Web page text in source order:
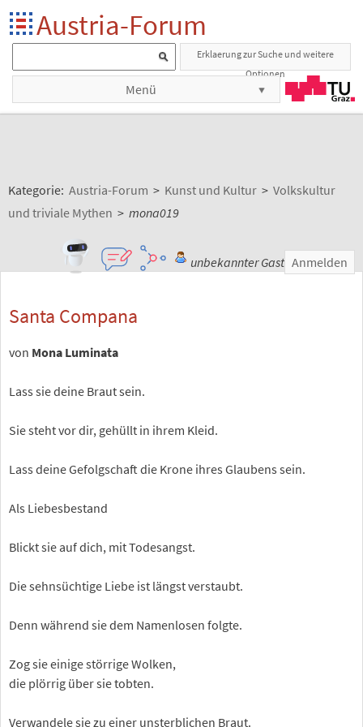
Austria-Forum
Erklaerung zur Suche und weitere
Optionen
Menü
Kategorie: Austria-Forum > Kunst und Kultur > Volkskultur
und triviale Mythen > mona019
unbekannter Gast Anmelden
Santa Compana
von Mona Luminata
Lass sie deine Braut sein.
Sie steht vor dir, gehüllt in ihrem Kleid.
Lass deine Gefolgschaft die Krone ihres Glaubens sein.
Als Liebesbestand
Blickt sie auf dich, mit Todesangst.
Die sehnsüchtige Liebe ist längst verstaubt.
Denn während sie dem Namenlosen folgte.
Zog sie einige störrige Wolken,
die plörrig über sie tobten.
Verwandele sie zu einer unsterblichen Braut.